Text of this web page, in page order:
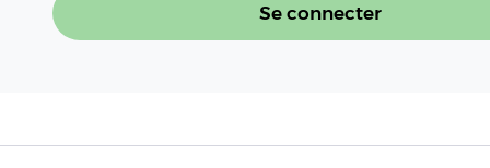
Se connecter